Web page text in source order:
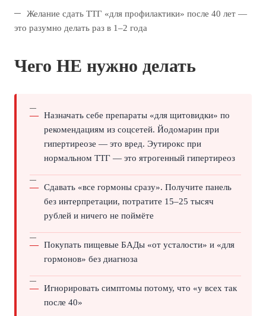
Желание сдать ТТГ «для профилактики» после 40 лет —
это разумно делать раз в 1–2 года
Чего НЕ нужно делать
Назначать себе препараты «для щитовидки» по
рекомендациям из соцсетей. Йодомарин при
гипертиреозе — это вред. Эутирокс при
нормальном ТТГ — это ятрогенный гипертиреоз
Сдавать «все гормоны сразу». Получите панель
без интерпретации, потратите 15–25 тысяч
рублей и ничего не поймёте
Покупать пищевые БАДы «от усталости» и «для
гормонов» без диагноза
Игнорировать симптомы потому, что «у всех так
после 40»